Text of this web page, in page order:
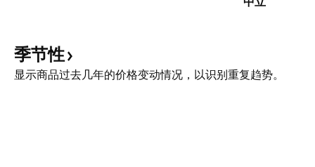
季节性
显示商品过去几年的价格变动情况，以识别重复趋势。